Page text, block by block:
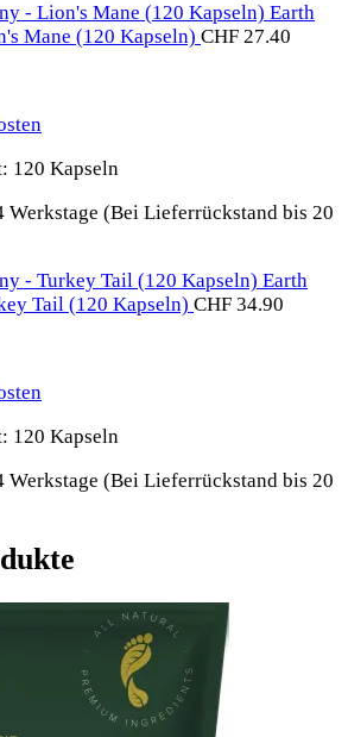
Earth
Mane (120 Kapseln) CHF 27.40
120 Kapseln
Werkstage (Bei Lieferrückstand bis 20
Earth
Tail (120 Kapseln) CHF 34.90
120 Kapseln
Werkstage (Bei Lieferrückstand bis 20